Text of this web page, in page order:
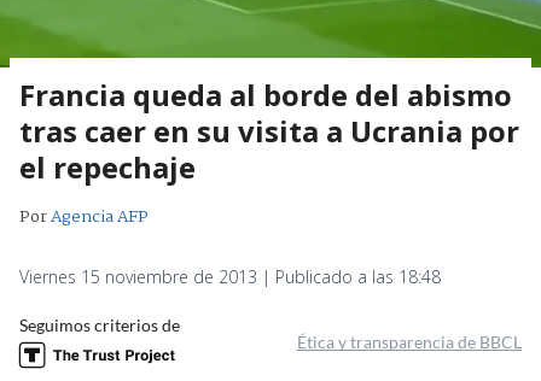
Francia queda al borde del abismo
tras caer en su visita a Ucrania por
el repechaje
PorAgencia AFP
Viernes 15 noviembre de 2013 | Publicado a las 18:48
Seguimos criterios de
Ética y transparencia de BBCL